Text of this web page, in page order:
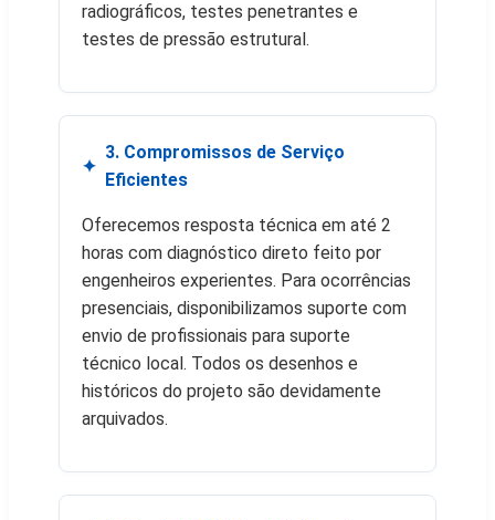
radiográficos, testes penetrantes e
testes de pressão estrutural.
3. Compromissos de Serviço
Eficientes
Oferecemos resposta técnica em até 2
horas com diagnóstico direto feito por
engenheiros experientes. Para ocorrências
presenciais, disponibilizamos suporte com
envio de profissionais para suporte
técnico local. Todos os desenhos e
históricos do projeto são devidamente
arquivados.